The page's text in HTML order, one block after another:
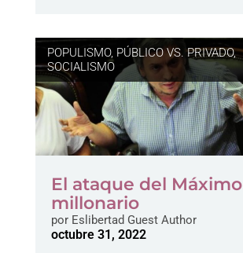
POPULISMO, PÚBLICO VS. PRIVADO,
SOCIALISMO
El ataque del Máximo
millonario
porEslibertad Guest Author
octubre 31, 2022